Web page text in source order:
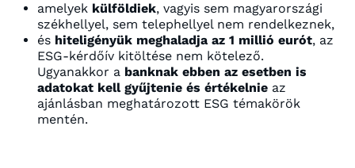
amelyek külföldiek, vagyis sem magyarországi
székhellyel, sem telephellyel nem rendelkeznek,
és hiteligényük meghaladja az 1 millió eurót, az
ESG-kérdőív kitöltése nem kötelező.
Ugyanakkor a banknak ebben az esetben is
adatokat kell gyűjtenie és értékelnie az
ajánlásban meghatározott ESG témakörök
mentén.